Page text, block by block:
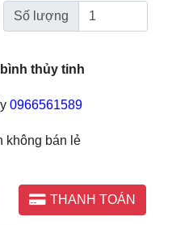
Số lượng
thủy tinh
0966561589
không bán lẻ
THANH TOÁN